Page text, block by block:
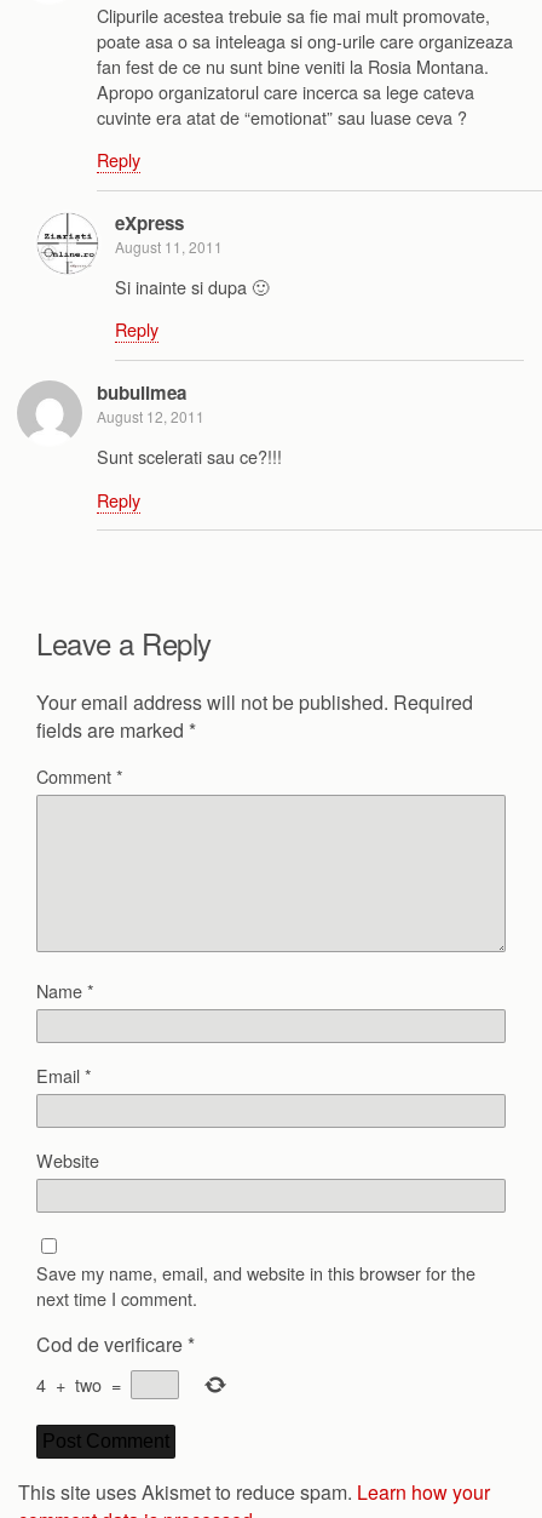
Clipurile acestea trebuie sa fie mai mult promovate,
poate asa o sa inteleaga si ong-urile care organizeaza
fan fest de ce nu sunt bine veniti la Rosia Montana.
Apropo organizatorul care incerca sa lege cateva
cuvinte era atat de “emotionat” sau luase ceva ?
Reply
eXpress
August 11, 2011
Si inainte si dupa 🙂
Reply
bubulimea
August 12, 2011
Sunt scelerati sau ce?!!!
Reply
Leave a Reply
Your email address will not be published. Required
fields are marked *
Comment*
Name*
Email*
Website
Save my name, email, and website in this browser for the
next time I comment.
Cod de verificare *
4 + two =
This site uses Akismet to reduce spam. Learn how your